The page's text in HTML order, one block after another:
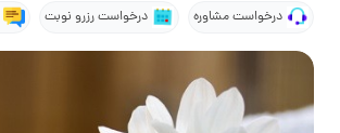
درخواست مشاوره درخواست رزرو نوبت